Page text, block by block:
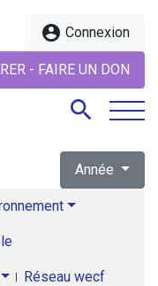
account_circle Connexion
- FAIRE UN DON
search
Année
Réseau wecf